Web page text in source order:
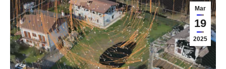
Mar
19
2025